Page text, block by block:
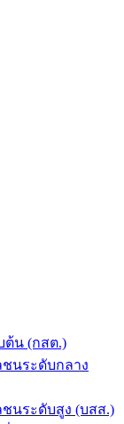
ต้น (กสต.)
นระดับกลาง
นระดับสูง (บสส.)